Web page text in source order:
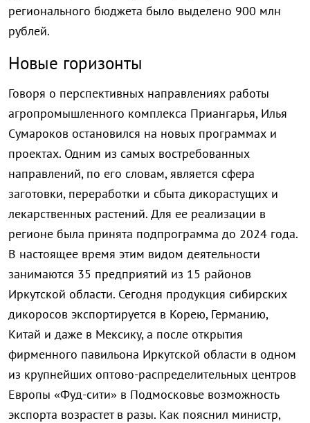
регионального бюджета было выделено 900 млн
рублей.
Новые горизонты
Говоря о перспективных направлениях работы
агропромышленного комплекса Приангарья, Илья
Сумароков остановился на новых программах и
проектах. Одним из самых востребованных
направлений, по его словам, является сфера
заготовки, переработки и сбыта дикорастущих и
лекарственных растений. Для ее реализации в
регионе была принята подпрограмма до 2024 года.
В настоящее время этим видом деятельности
занимаются 35 предприятий из 15 районов
Иркутской области. Сегодня продукция сибирских
дикоросов экспортируется в Корею, Германию,
Китай и даже в Мексику, а после открытия
фирменного павильона Иркутской области в одном
из крупнейших оптово-распределительных центров
Европы «Фуд-сити» в Подмосковье возможность
экспорта возрастет в разы. Как пояснил министр,